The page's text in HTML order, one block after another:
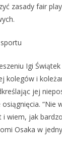
zasady fair
Igi Świątek
kolegów i
jej
“Nie
wiem, jak
Osaka w